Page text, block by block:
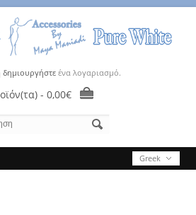
δημιουργήστε ένα λογαριασμό.
- 0,00€
Greek